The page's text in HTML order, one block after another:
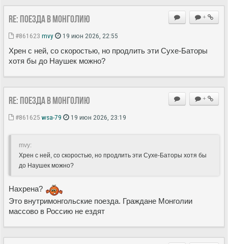
+
Re: Поезда в Монголию
#861623 mvy 19 июн 2026, 22:55
Хрен с ней, со скоростью, но продлить эти Сухе-Баторы
хотя бы до Наушек можно?
+
Re: Поезда в Монголию
#861625 wsa-79 19 июн 2026, 23:19
mvy:
Хрен с ней, со скоростью, но продлить эти Сухе-Баторы хотя бы
до Наушек можно?
Нахрена?
Это внутримонгольские поезда. Граждане Монголии
массово в Россию не ездят